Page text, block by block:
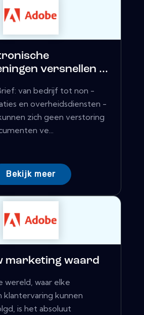
versnellen ...
van bedrijf tot non -
en overheidsdiensten -
zich geen verstoring
ve...
Bekijk meer
marketing waard
wereld, waar elke
klantervaring kunnen
is het absoluut